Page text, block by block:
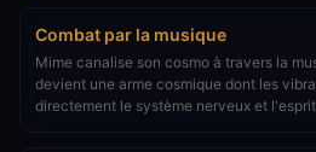
Combat par la musique
Mime canalise son cosmo à travers la
devient une arme cosmique dont les
directement le système nerveux et